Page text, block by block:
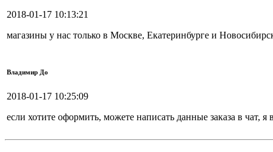
2018-01-17 10:13:21
магазины у нас только в Москве, Екатеринбурге и
Владимир До
2018-01-17 10:25:09
если хотите оформить, можете написать данные заказа в чат,